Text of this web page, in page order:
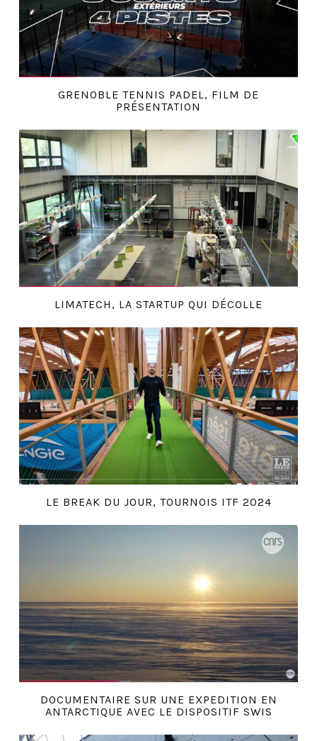
GRENOBLE TENNIS PADEL, FILM DE
PRÉSENTATION
LIMATECH, LA STARTUP QUI DÉCOLLE
LE BREAK DU JOUR, TOURNOIS ITF 2024
DOCUMENTAIRE SUR UNE EXPEDITION EN
ANTARCTIQUE AVEC LE DISPOSITIF SWIS